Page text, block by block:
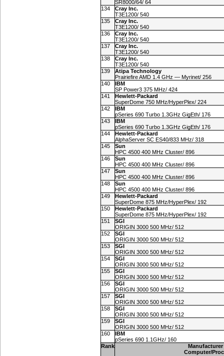
SR8000/64/ 64
134
Cray Inc.
T3E1200/ 540
135
Cray Inc.
T3E1200/ 540
136
Cray Inc.
T3E1200/ 540
137
Cray Inc.
T3E1200/ 540
138
Cray Inc.
T3E1200/ 540
139
Atipa Technology
Prairiefire AMD 1.4 GHz — Myrinet/ 256
140
IBM
SP Power3 375 MHz/ 424
141
Hewlett-Packard
SuperDome 750 MHz/HyperPlex/ 224
142
IBM
pSeries 690 Turbo 1.3GHz GigEth/ 176
143
IBM
pSeries 690 Turbo 1.3GHz GigEth/ 176
144
Hewlett-Packard
AlphaServer SC ES40/833 MHz/ 318
145
Sun
HPC 4500 400 MHz Cluster/ 896
146
Sun
HPC 4500 400 MHz Cluster/ 896
147
Sun
HPC 4500 400 MHz Cluster/ 896
148
Sun
HPC 4500 400 MHz Cluster/ 896
149
Hewlett-Packard
SuperDome 875 MHz/HyperPlex/ 192
150
Hewlett-Packard
SuperDome 875 MHz/HyperPlex/ 192
151
SGI
ORIGIN 3000 500 MHz/ 512
152
SGI
ORIGIN 3000 500 MHz/ 512
153
SGI
ORIGIN 3000 500 MHz/ 512
154
SGI
ORIGIN 3000 500 MHz/ 512
155
SGI
ORIGIN 3000 500 MHz/ 512
156
SGI
ORIGIN 3000 500 MHz/ 512
157
SGI
ORIGIN 3000 500 MHz/ 512
158
SGI
ORIGIN 3000 500 MHz/ 512
159
SGI
ORIGIN 3000 500 MHz/ 512
160
IBM
pSeries 690 1.1GHz/ 160
Rank
Manufacturer
Computer/